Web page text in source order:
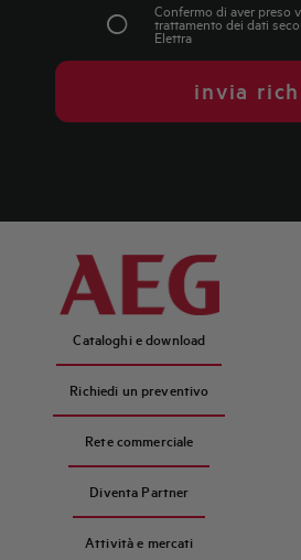
Confermo di aver preso
trattamento dei dati
Elettra
invia
Cataloghi e download
Richiedi un preventivo
Rete commerciale
Diventa Partner
Attività e mercati